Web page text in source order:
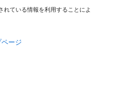
れている情報を利用することによ
ージ